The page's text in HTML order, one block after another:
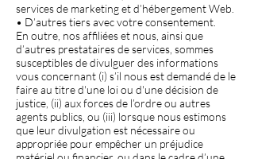
services de marketing et d’hébergement Web.
• D’autres tiers avec votre consentement.
En outre, nos affiliées et nous, ainsi que
d’autres prestataires de services, sommes
susceptibles de divulguer des informations
vous concernant (i) s’il nous est demandé de le
faire au titre d'une loi ou d'une décision de
justice, (ii) aux forces de l’ordre ou autres
agents publics, ou (iii) lorsque nous estimons
que leur divulgation est nécessaire ou
appropriée pour empêcher un préjudice